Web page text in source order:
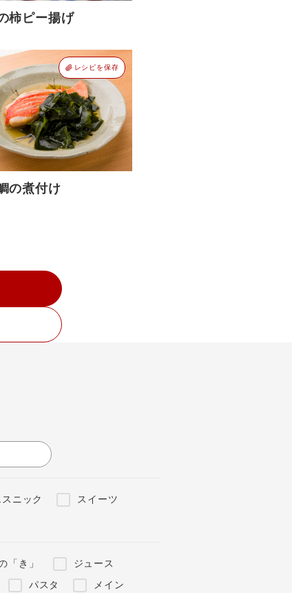
柿ピー揚げ
レシピを保存
の煮付け
ニック
スイーツ
「き」
ジュース
パスタ メイン